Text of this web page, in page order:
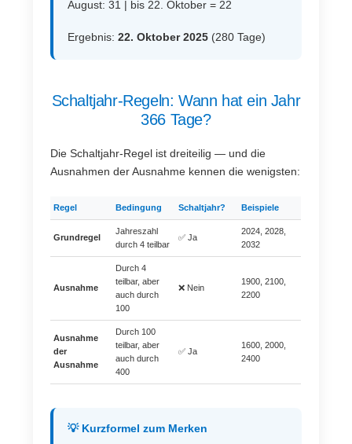
August: 31 | bis 22. Oktober = 22
Ergebnis:22. Oktober 2025 (280 Tage)
Schaltjahr-Regeln: Wann hat ein Jahr
366 Tage?
Die Schaltjahr-Regel ist dreiteilig — und die
Ausnahmen der Ausnahme kennen die wenigsten:
Regel Bedingung Schaltjahr? Beispiele
Grundregel
Jahreszahl
durch 4 teilbar
✅ Ja
2024, 2028,
2032
Ausnahme
Durch 4
teilbar, aber
auch durch
100
❌ Nein
1900, 2100,
2200
Ausnahme
der
Ausnahme
Durch 100
teilbar, aber
auch durch
400
✅ Ja
1600, 2000,
2400
💡 Kurzformel zum Merken